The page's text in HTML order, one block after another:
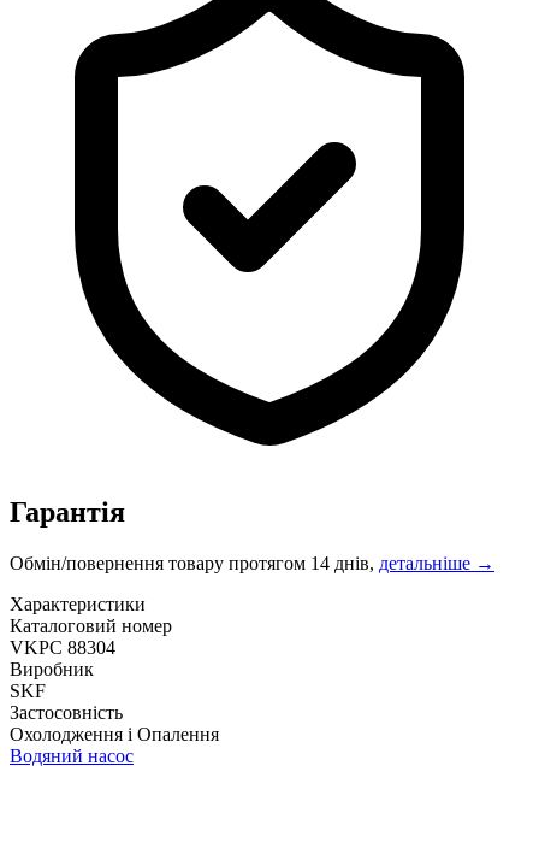
Гарантія
Обмін/повернення товару протягом 14 днів, детальніше →
Характеристики
Каталоговий номер
VKPC 88304
Виробник
SKF
Застосовність
Охолодження і Опалення
Водяний насос